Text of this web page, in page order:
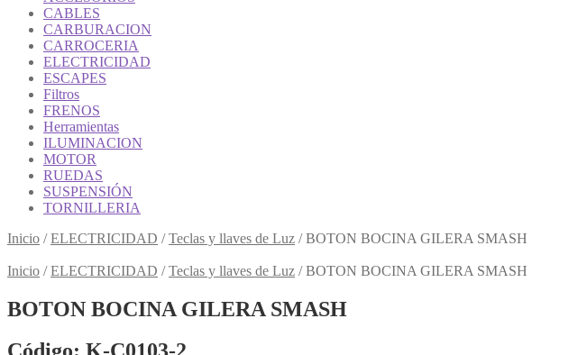
CABLES
CARBURACION
CARROCERIA
ELECTRICIDAD
ESCAPES
Filtros
FRENOS
Herramientas
ILUMINACION
MOTOR
RUEDAS
SUSPENSIÓN
TORNILLERIA
Inicio /ELECTRICIDAD /Teclas y llaves de Luz /BOTON BOCINA GILERA SMASH
Inicio /ELECTRICIDAD /Teclas y llaves de Luz /BOTON BOCINA GILERA SMASH
BOTON BOCINA GILERA SMASH